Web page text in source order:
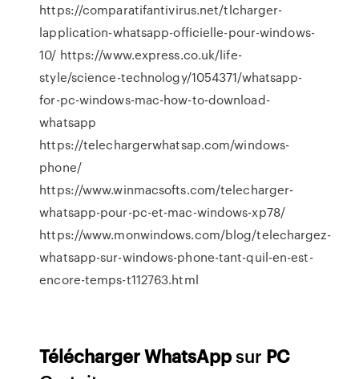
https://comparatifantivirus.net/tlcharger-
lapplication-whatsapp-officielle-pour-windows-
10/ https://www.express.co.uk/life-
style/science-technology/1054371/whatsapp-
for-pc-windows-mac-how-to-download-
whatsapp
https://telechargerwhatsap.com/windows-
phone/
https://www.winmacsofts.com/telecharger-
whatsapp-pour-pc-et-mac-windows-xp78/
https://www.monwindows.com/blog/telechargez-
whatsapp-sur-windows-phone-tant-quil-en-est-
encore-temps-t112763.html
TéléchargerWhatsAppsur PC